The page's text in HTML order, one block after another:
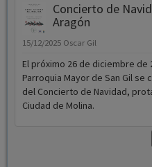
Concierto de
Aragón
15/12/2025 Oscar Gil
El próximo 26 de diciembre de
Parroquia Mayor de San Gil
del Concierto de Navidad,
Ciudad de Molina.